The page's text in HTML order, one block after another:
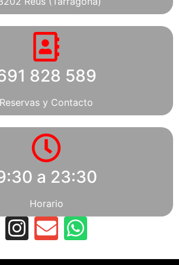
828 589
Reservas y Contacto
a 23:30
Horario